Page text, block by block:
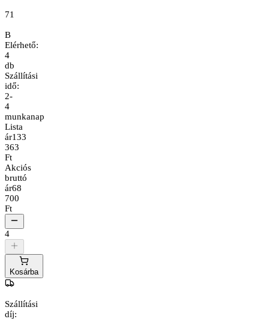
71
B
Elérhető:
4
db
Szállítási
idő:
2-
4
munkanap
Lista
ár133
363
Ft
Akciós
bruttó
ár68
700
Ft
4
Kosárba
Szállítási
díj: